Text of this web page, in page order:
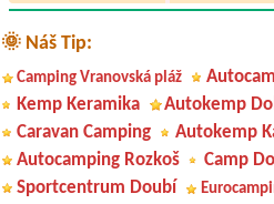
🌞 Náš Tip:
Camping Vranovská pláž
Kemp Keramika
Autokemp
Caravan Camping
Autokemp
Autocamping Rozkoš
Camp
Sportcentrum Doubí